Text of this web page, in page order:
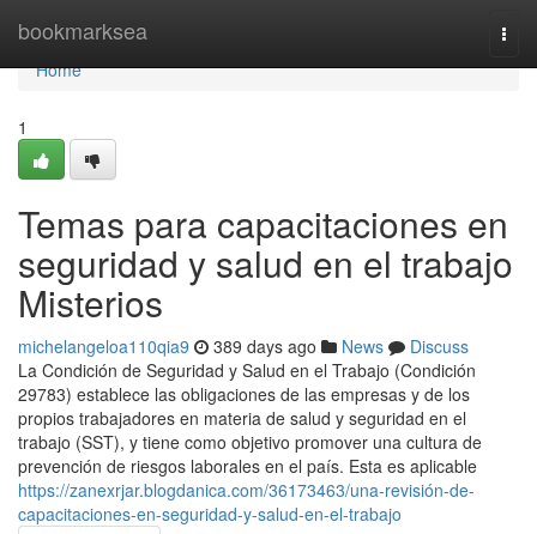
bookmarksea
Home
Home
1
Temas para capacitaciones en
seguridad y salud en el trabajo
Misterios
michelangeloa110qia9 389 days ago News
Discuss
La Condición de Seguridad y Salud en el Trabajo (Condición
29783) establece las obligaciones de las empresas y de los
propios trabajadores en materia de salud y seguridad en el
trabajo (SST), y tiene como objetivo promover una cultura de
prevención de riesgos laborales en el país. Esta es aplicable
https://zanexrjar.blogdanica.com/36173463/una-revisión-de-
capacitaciones-en-seguridad-y-salud-en-el-trabajo